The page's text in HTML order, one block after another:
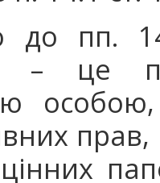
до пп.
– це
прав,